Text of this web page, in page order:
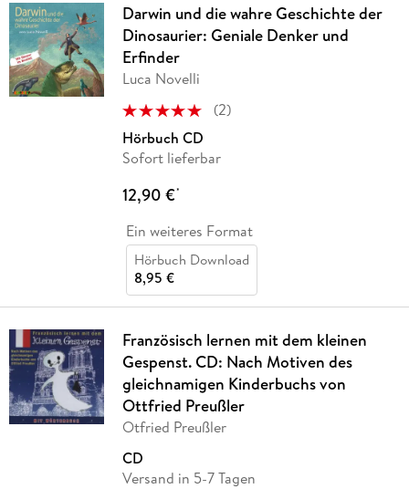
Darwin und die wahre Geschichte der
Dinosaurier: Geniale Denker und
Erfinder
Luca Novelli
(2)
Hörbuch CD
Sofort lieferbar
12,90 €*
Ein weiteres Format
Hörbuch Download
8,95 €
Französisch lernen mit dem kleinen
Gespenst. CD: Nach Motiven des
gleichnamigen Kinderbuchs von
Ottfried Preußler
Otfried Preußler
CD
Versand in 5-7 Tagen